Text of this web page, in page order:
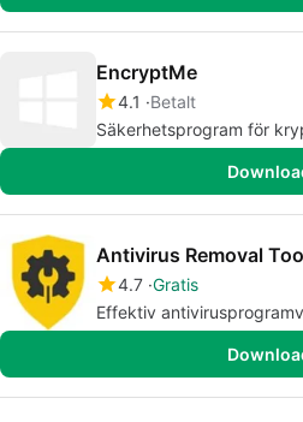
EncryptMe
4.1
Betalt
Säkerhetsprogram för
Antivirus Removal
4.7 Gratis
Effektiv